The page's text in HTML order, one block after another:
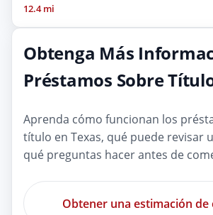
12.4 mi
Obtenga Más
Préstamos Sobre
Aprenda cómo funcionan los
título en Texas, qué puede revisar
qué preguntas hacer antes de
Obtener una estimación de